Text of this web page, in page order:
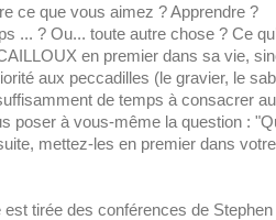
ce que vous aimez ? Apprendre ?
... ? Ou... toute autre chose ? Ce
en premier dans sa vie,
aux peccadilles (le gravier, le
de temps à consacrer
poser à vous-même la question :
mettez-les en premier dans
est tirée des conférences de